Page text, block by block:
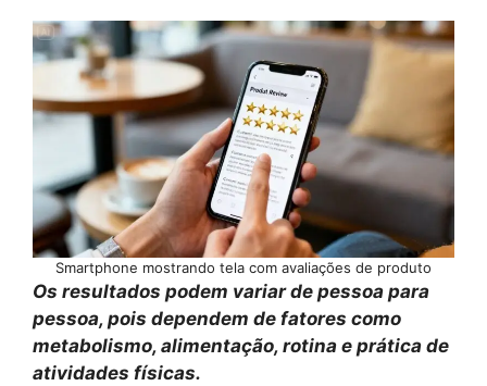
Smartphone mostrando tela com avaliações de produto
Os resultados podem variar de pessoa para
pessoa, pois dependem de fatores como
metabolismo, alimentação, rotina e prática de
atividades físicas.